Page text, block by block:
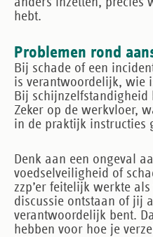
hebt.
Problemen rond
Bij schade of een
is verantwoordelijk, wie
Bij schijnzelfstandigheid
Zeker op de werkvloer,
in de praktijk instructies
Denk aan een ongeval
voedselveiligheid of
zzp’er feitelijk werkte
discussie ontstaan of jij
verantwoordelijk bent.
hebben voor hoe je